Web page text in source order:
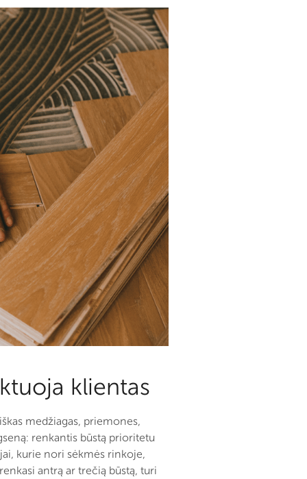
klientas
medžiagas, priemones,
renkantis būstą prioritetu
kurie nori sėkmės rinkoje,
antrą ar trečią būstą, turi